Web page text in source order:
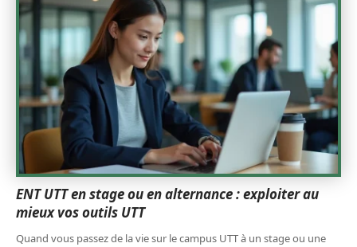
ENT UTT en stage ou en alternance : exploiter au
mieux vos outils UTT
Quand vous passez de la vie sur le campus UTT à un stage ou une